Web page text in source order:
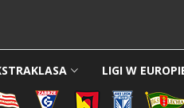
LIGI W